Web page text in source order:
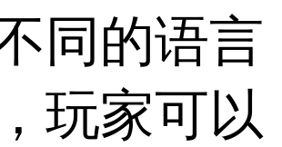
同的语言
玩家可以